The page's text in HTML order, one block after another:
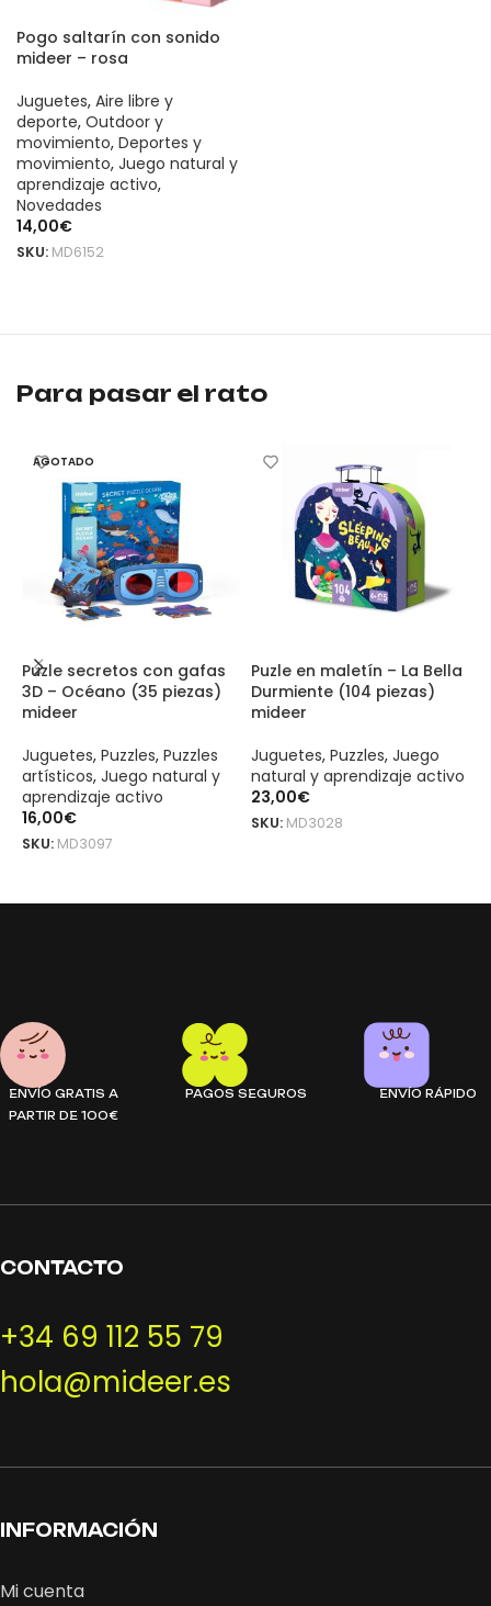
Pogo saltarín con sonido
mideer – rosa
Juguetes, Aire libre y
deporte, Outdoor y
movimiento, Deportes y
movimiento, Juego natural y
aprendizaje activo,
Novedades
14,00€
SKU: MD6152
Para pasar el rato
AGOTADO
Puzle secretos con gafas
3D – Océano (35 piezas)
mideer
Juguetes, Puzzles, Puzzles
artísticos, Juego natural y
aprendizaje activo
16,00€
SKU: MD3097
Puzle en maletín – La Bella
Durmiente (104 piezas)
mideer
Juguetes, Puzzles, Juego
natural y aprendizaje activo
23,00€
SKU: MD3028
ENVÍO GRATIS A
PARTIR DE 100€
PAGOS SEGUROS ENVÍO RÁPIDO
CONTACTO
+34 69 112 55 79
hola@mideer.es
INFORMACIÓN
Mi cuenta